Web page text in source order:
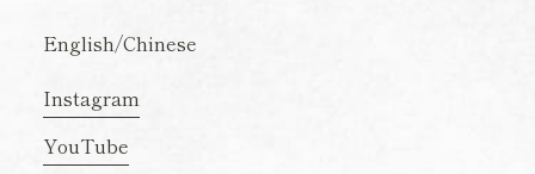
English/Chinese
Instagram
YouTube